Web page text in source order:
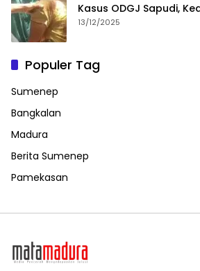
Kasus ODGJ Sapudi,
13/12/2025
Populer Tag
Sumenep
Bangkalan
Madura
Berita Sumenep
Pamekasan